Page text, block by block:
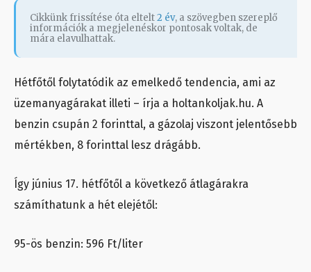
Cikkünk frissítése óta eltelt2 év, a szövegben szereplő
információk a megjelenéskor pontosak voltak, de
mára elavulhattak.
Hétfőtől folytatódik az emelkedő tendencia, ami az
üzemanyagárakat illeti – írja a holtankoljak.hu. A
benzin csupán 2 forinttal, a gázolaj viszont jelentősebb
mértékben, 8 forinttal lesz drágább.
Így június 17. hétfőtől a következő átlagárakra
számíthatunk a hét elejétől:
95-ös benzin: 596 Ft/liter